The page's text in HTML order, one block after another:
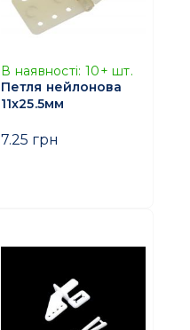
В наявності: 10+ шт.
Петля нейлонова
11x25.5мм
7.25 грн